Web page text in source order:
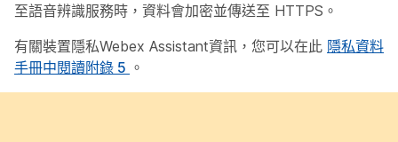
至語音辨識服務時，資料會加密並傳送至 HTTPS。
有關裝置隱私Webex Assistant資訊，您可以在此 隱私資料
手冊中閱讀附錄 5 。